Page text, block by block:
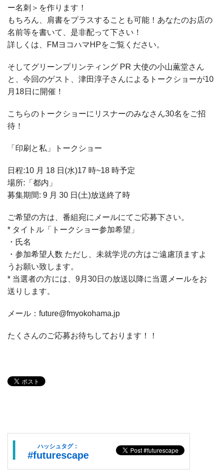
ー名刺＞を作ります！
もちろん、肩書をプラスすることも可能！あなたのお店の
名前等を書いて、是非配って下さい！
詳しくは、FMヨコハマHPをご覧ください。
そしてグリーンプリンティング PR 大使の小山薫堂さん
と、今回のゲスト、津田淳子さんによるトークショーが10
月18日に開催！
こちらのトークショーにリスナーのみなさん30名をご招
待！
「印刷と私」トークショー
日程:10 月 18 日(水)17 時~18 時予定
場所:「都内」
募集期間: 9 月 30 日(土)放送終了時
ご希望の方は、番組宛にメールにてご応募下さい。
* タイトル「トークショー参加希望」
・氏名
・参加希望人数 ただし、未就学児の方はご遠慮頂ますよ
うお願い致します。
* 当選者の方には、9月30日の放送以降に当選メールをお
送りします。
メール：future@fmyokohama.jp
たくさんのご応募お待ちしております！！
ハッシュタグ：
#futurescape